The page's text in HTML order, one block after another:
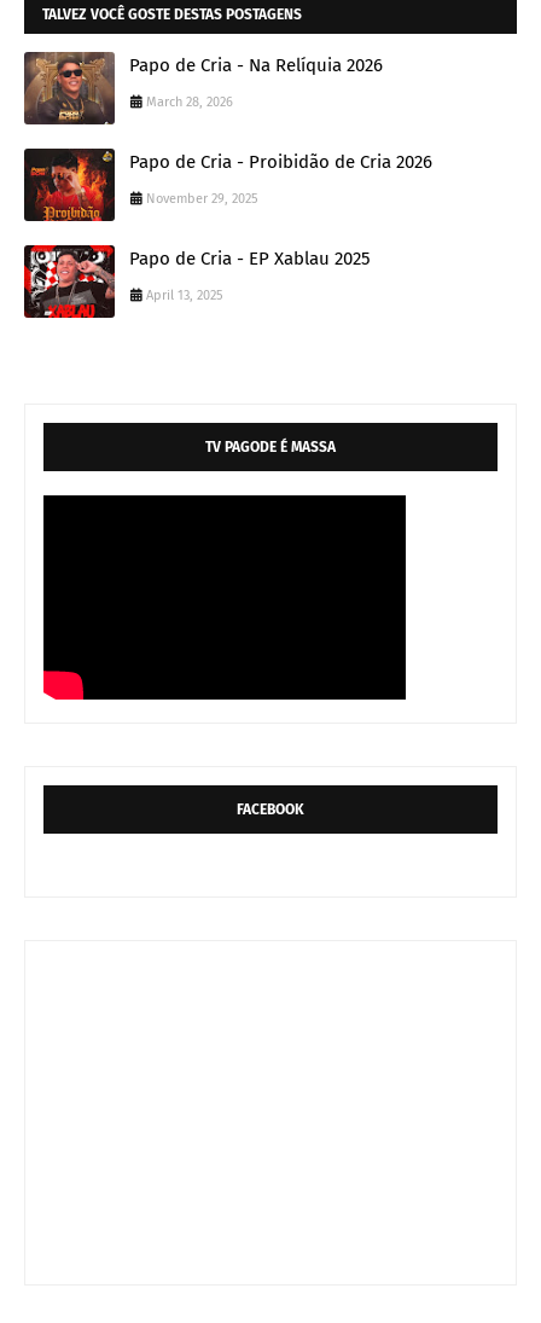
TALVEZ VOCÊ GOSTE DESTAS POSTAGENS
Papo de Cria - Na Relíquia 2026
March 28, 2026
Papo de Cria - Proibidão de Cria 2026
November 29, 2025
Papo de Cria - EP Xablau 2025
April 13, 2025
TV PAGODE É MASSA
FACEBOOK